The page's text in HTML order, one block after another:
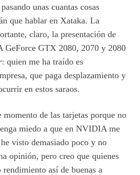
unas cuantas cosas
que hablar en Xataka. La
claro, la presentación de
GeForce GTX 2080, 2070 y 2080
: quien me ha traído es
que paga desplazamiento y
en estos saraos.
de las tarjetas porque no
miedo a que en NVIDIA me
visto demasiado poco y no
opinión, pero creo que quienes
así de buenas a